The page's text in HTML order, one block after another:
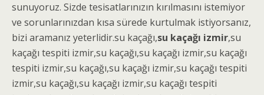
sunuyoruz. Sizde tesisatlarınızın kırılmasını istemiyor
ve sorunlarınızdan kısa sürede kurtulmak istiyorsanız,
bizi aramanız yeterlidir.su kaçağı,su kaçağı izmir,su
kaçağı tespiti izmir,su kaçağı,su kaçağı izmir,su kaçağı
tespiti izmir,su kaçağı,su kaçağı izmir,su kaçağı tespiti
izmir,su kaçağı,su kaçağı izmir,su kaçağı tespiti